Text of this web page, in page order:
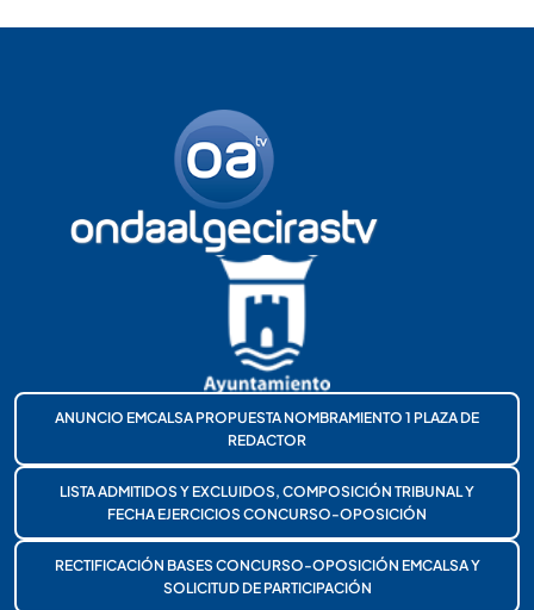
ANUNCIO EMCALSA PROPUESTA NOMBRAMIENTO 1 PLAZA DE
REDACTOR
LISTA ADMITIDOS Y EXCLUIDOS, COMPOSICIÓN TRIBUNAL Y
FECHA EJERCICIOS CONCURSO-OPOSICIÓN
RECTIFICACIÓN BASES CONCURSO-OPOSICIÓN EMCALSA Y
SOLICITUD DE PARTICIPACIÓN